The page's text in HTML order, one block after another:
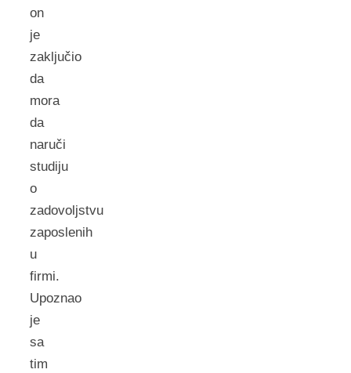
on
je
zaključio
da
mora
da
naruči
studiju
o
zadovoljstvu
zaposlenih
u
firmi.
Upoznao
je
sa
tim